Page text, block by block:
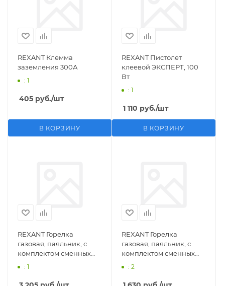
REXANT Клемма
заземления 300А
: 1
405 руб./шт
В КОРЗИНУ
REXANT Пистолет
клеевой ЭКСПЕРТ, 100
Вт
: 1
1 110 руб./шт
В КОРЗИНУ
REXANT Горелка
газовая, паяльник, с
комплектом сменных
насадок, 11 предметов
: 1
REXANT Горелка
газовая, паяльник, с
комплектом сменных
насадок, 3 предмета
: 2